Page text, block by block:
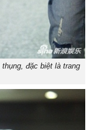
thụng, đặc biệt là trang